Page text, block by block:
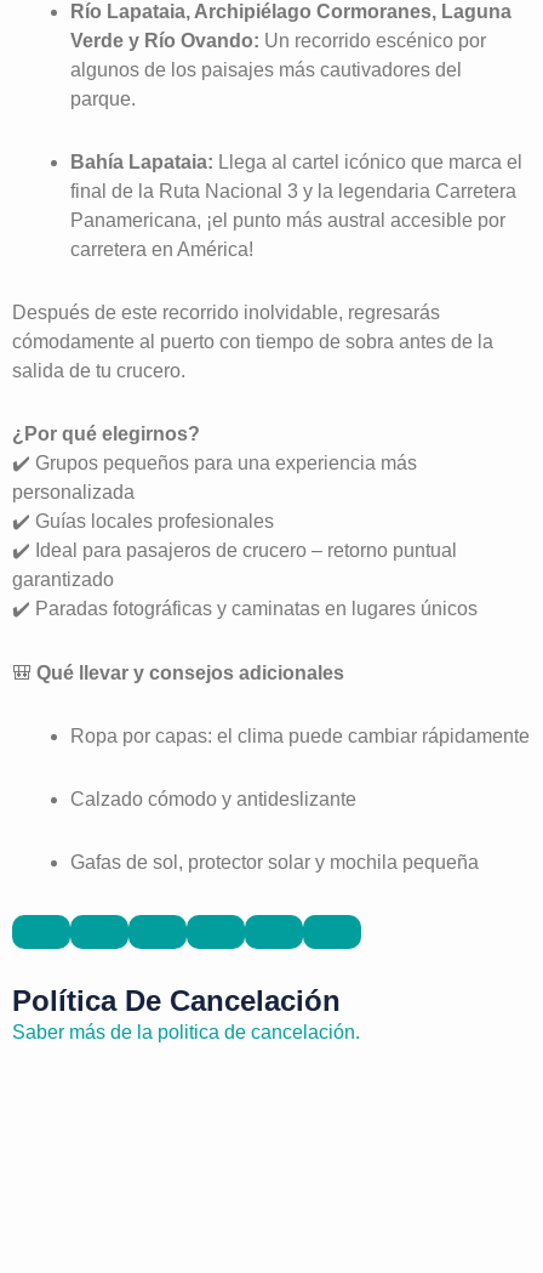
Río Lapataia, Archipiélago Cormoranes, Laguna
Verde y Río Ovando: Un recorrido escénico por
algunos de los paisajes más cautivadores del
parque.
Bahía Lapataia: Llega al cartel icónico que marca el
final de la Ruta Nacional 3 y la legendaria Carretera
Panamericana, ¡el punto más austral accesible por
carretera en América!
Después de este recorrido inolvidable, regresarás
cómodamente al puerto con tiempo de sobra antes de la
salida de tu crucero.
¿Por qué elegirnos?
✔️ Grupos pequeños para una experiencia más
personalizada
✔️ Guías locales profesionales
✔️ Ideal para pasajeros de crucero – retorno puntual
garantizado
✔️ Paradas fotográficas y caminatas en lugares únicos
🎒 Qué llevar y consejos adicionales
Ropa por capas: el clima puede cambiar rápidamente
Calzado cómodo y antideslizante
Gafas de sol, protector solar y mochila pequeña
Política De Cancelación
Saber más de la politica de cancelación.